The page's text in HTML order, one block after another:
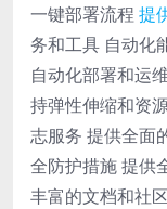
一键部署流程 提
务和工具 自动化
自动化部署和运
持弹性伸缩和资
志服务 提供全面
全防护措施 提供
丰富的文档和社